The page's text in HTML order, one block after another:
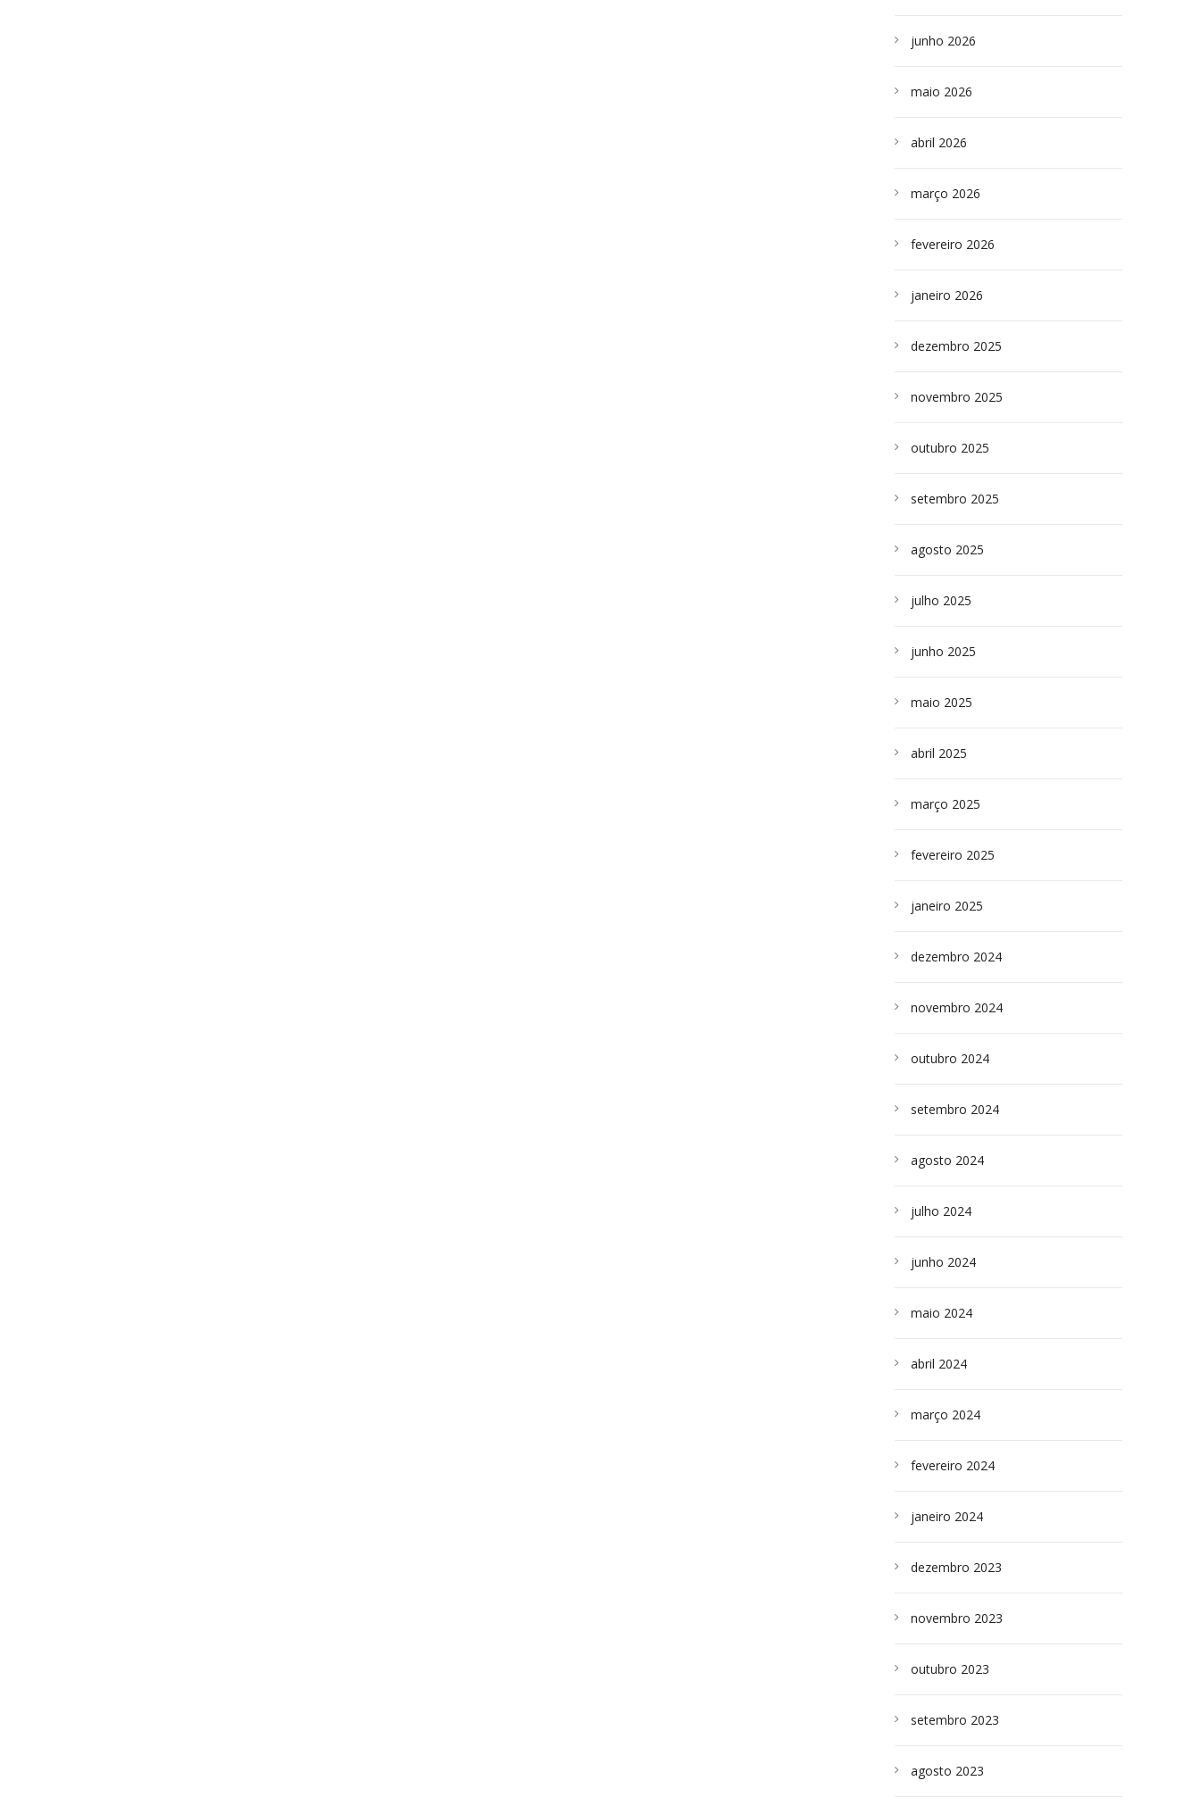
junho 2026
maio 2026
abril 2026
março 2026
fevereiro 2026
janeiro 2026
dezembro 2025
novembro 2025
outubro 2025
setembro 2025
agosto 2025
julho 2025
junho 2025
maio 2025
abril 2025
março 2025
fevereiro 2025
janeiro 2025
dezembro 2024
novembro 2024
outubro 2024
setembro 2024
agosto 2024
julho 2024
junho 2024
maio 2024
abril 2024
março 2024
fevereiro 2024
janeiro 2024
dezembro 2023
novembro 2023
outubro 2023
setembro 2023
agosto 2023